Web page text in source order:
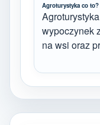
Agroturystyka co to?
wypoczynek
na wsi oraz